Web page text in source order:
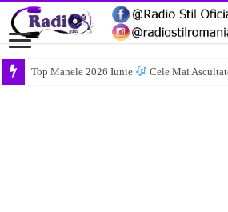
Top Manele 2026 Iunie Cele Mai